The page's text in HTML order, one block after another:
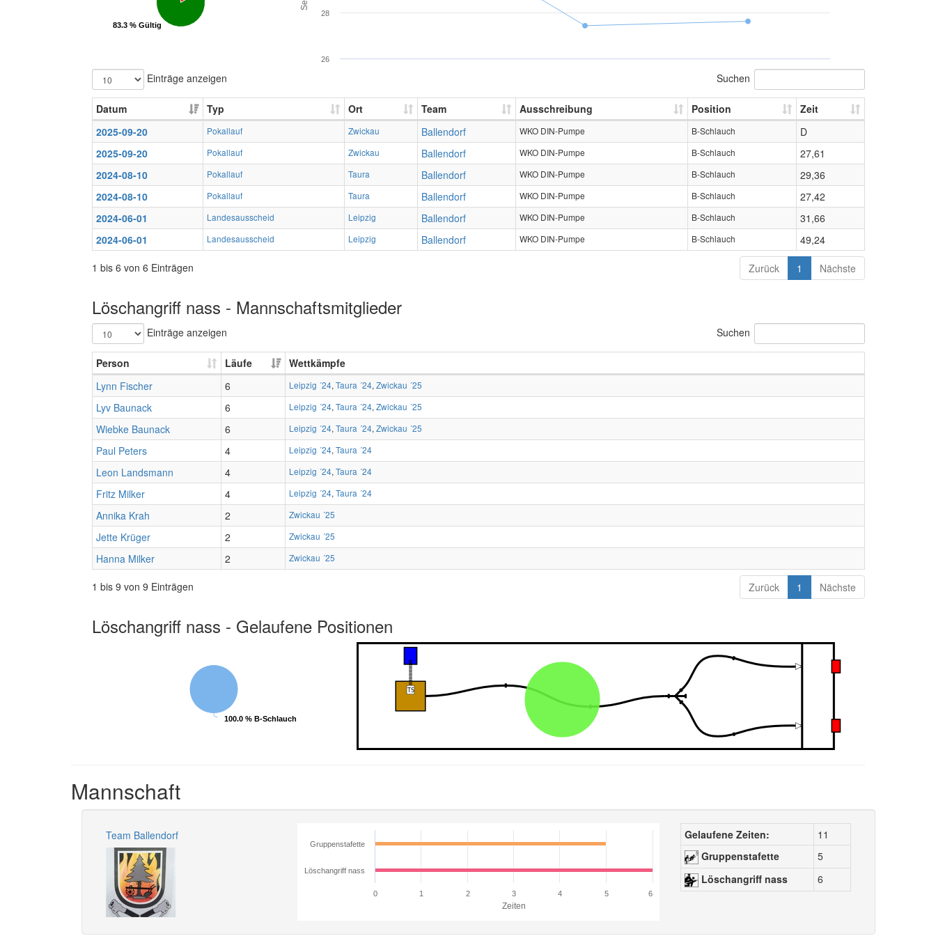
83.3 % Gültig
83.3 % Gültig
26
28
Einträge anzeigen Suchen
Datum Typ Ort Team Ausschreibung Position
Zeit
2025-09-20
Pokallauf Zwickau Ballendorf WKO DIN-Pumpe B-Schlauch
D
2025-09-20
Pokallauf Zwickau Ballendorf WKO DIN-Pumpe B-Schlauch
27,61
2024-08-10
Pokallauf Taura Ballendorf WKO DIN-Pumpe B-Schlauch
29,36
2024-08-10
Pokallauf Taura Ballendorf WKO DIN-Pumpe B-Schlauch
27,42
2024-06-01
Landesausscheid Leipzig Ballendorf WKO DIN-Pumpe B-Schlauch
31,66
2024-06-01
Landesausscheid Leipzig Ballendorf WKO DIN-Pumpe B-Schlauch
49,24
1 bis 6 von 6 Einträgen
Zurück 1 Nächste
Löschangriff nass - Mannschaftsmitglieder
Einträge anzeigen Suchen
Person Läufe
Wettkämpfe
Lynn Fischer
6 Leipzig ´24, Taura ´24, Zwickau ´25
Lyv Baunack 6 Leipzig ´24, Taura ´24, Zwickau ´25
Wiebke Baunack 6 Leipzig ´24, Taura ´24, Zwickau ´25
Paul Peters 4 Leipzig ´24, Taura ´24
Leon Landsmann 4 Leipzig ´24, Taura ´24
Fritz Milker 4 Leipzig ´24, Taura ´24
Annika Krah 2 Zwickau ´25
Jette Krüger 2 Zwickau ´25
Hanna Milker 2 Zwickau ´25
1 bis 9 von 9 Einträgen Zurück 1 Nächste
Löschangriff nass - Gelaufene Positionen
100.0 % B-Schlauch
100.0 % B-Schlauch
Mannschaft
Team Ballendorf
Zeiten
Gruppenstafette
Löschangriff nass
0 1 2 3 4 5 6
Gelaufene Zeiten:
11
Gruppenstafette
5
Löschangriff nass
6